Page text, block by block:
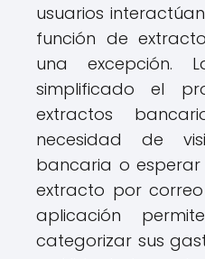
usuarios
función de
una excepción.
simplificado el
extractos
necesidad de
bancaria o
extracto por
aplicación
categorizar sus